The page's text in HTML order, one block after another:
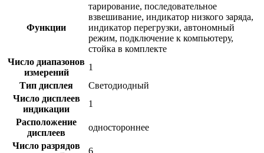
Функции
тарирование, последовательное
взвешивание, индикатор низкого заряда,
индикатор перегрузки, автономный
режим, подключение к компьютеру,
стойка в комплекте
Число диапазонов
измерений
1
Тип дисплея
Светодиодный
Число дисплеев
индикации
1
Расположение
дисплеев
одностороннее
Число разрядов
6